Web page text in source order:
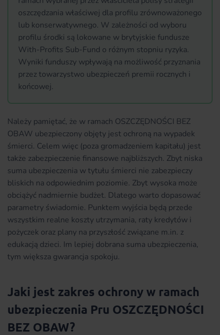
oszczędzania właściwej dla profilu zrównoważonego
lub konserwatywnego. W zależności od wyboru
profilu środki są lokowane w brytyjskie fundusze
With-Profits Sub-Fund o różnym stopniu ryzyka.
Wyniki funduszy wpływają na możliwość przyznania
przez towarzystwo ubezpieczeń premii rocznych i
końcowej.
Należy pamiętać, że w ramach OSZCZĘDNOŚCI BEZ
OBAW ubezpieczony objęty jest ochroną na wypadek
śmierci. Celem więc (poza gromadzeniem kapitału) jest
także zabezpieczenie finansowe najbliższych. Zbyt niska
suma ubezpieczenia w tytułu śmierci nie zabezpieczy
bliskich na odpowiednim poziomie. Zbyt wysoka może
obciążyć nadmiernie budżet. Dlatego warto dopasować
parametry świadomie. Punktem wyjścia będą przede
wszystkim realne koszty utrzymania, raty kredytów i
pożyczek oraz plany na przyszłość związane m.in. z
edukacją dzieci. Im lepiej dobrana suma ubezpieczenia,
tym większa gwarancja spokoju.
Jaki jest zakres ochrony w ramach
ubezpieczenia Pru OSZCZĘDNOŚCI
BEZ OBAW?